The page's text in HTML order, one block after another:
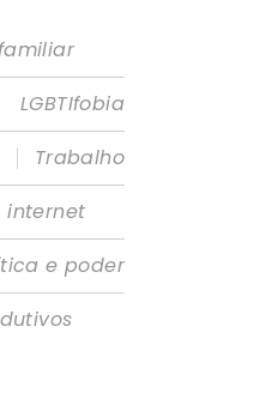
LGBTIfobia
|
Trabalho
internet
e poder